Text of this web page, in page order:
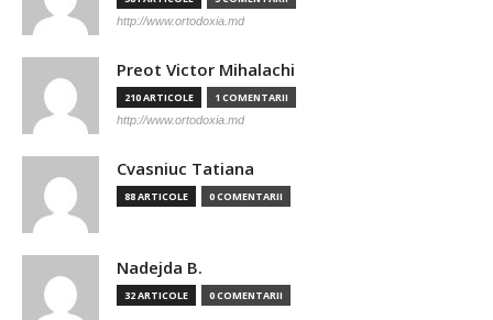
http://www.ortodoxia.md
Preot Victor Mihalachi
210 ARTICOLE 1 COMENTARII
http://www.ortodoxia.md
Cvasniuc Tatiana
88 ARTICOLE 0 COMENTARII
Nadejda B.
32 ARTICOLE 0 COMENTARII